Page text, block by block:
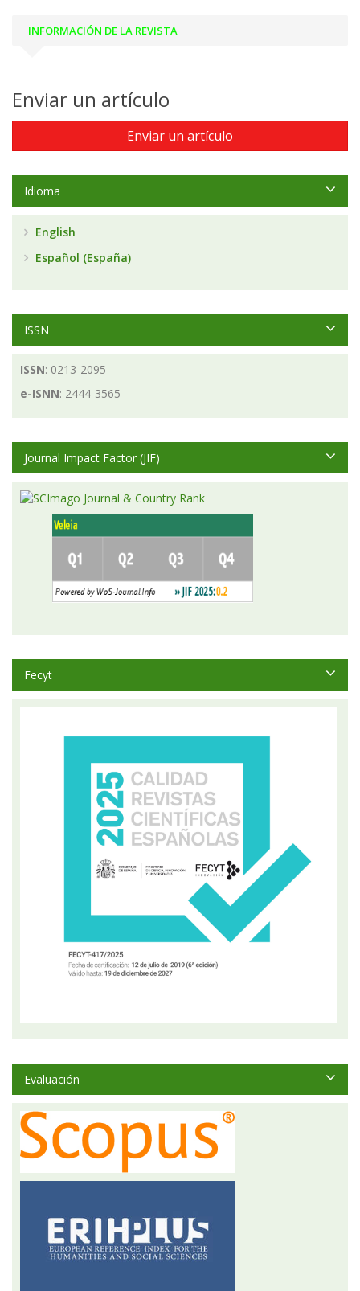
INFORMACIÓN DE LA REVISTA
Enviar un artículo
Enviar un artículo
Idioma
English
Español (España)
ISSN
ISSN: 0213-2095
e-ISNN: 2444-3565
Journal Impact Factor (JIF)
Fecyt
Evaluación